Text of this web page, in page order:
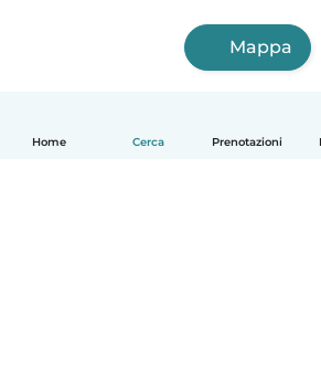
Home Cerca Prenotazioni
Mappa